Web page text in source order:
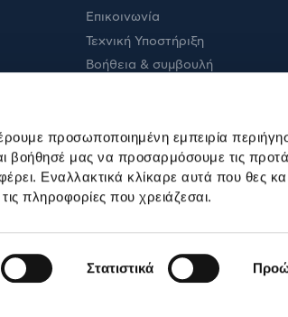
προσωποποιημένη εμπειρία
βοήθησέ μας να προσαρμόσουμε τις
Εναλλακτικά κλίκαρε αυτά που θες
πληροφορίες που χρειάζεσαι.
Στατιστικά
Επικοινωνία
Τεχνική Υποστήριξη
Βοήθεια & συμβουλή
Όροι εμπορικών ενεργειών
Καταστήματα